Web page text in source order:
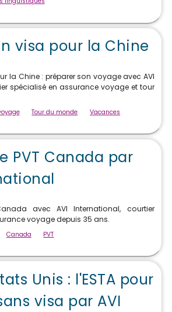
visa pour la Chine
la Chine : préparer son voyage avec AVI
spécialisé en assurance voyage et tour
Tour du monde Vacances
PVT Canada par
avec AVI International, courtier
voyage depuis 35 ans.
Canada PVT
Unis : l'ESTA pour
visa par AVI